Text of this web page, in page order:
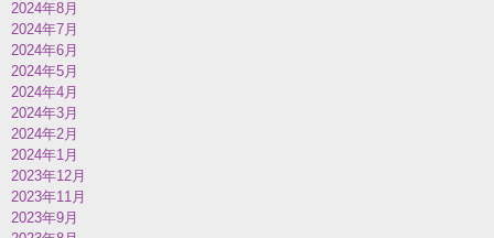
2024年8月
2024年7月
2024年6月
2024年5月
2024年4月
2024年3月
2024年2月
2024年1月
2023年12月
2023年11月
2023年9月